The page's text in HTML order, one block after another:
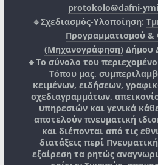
protokolo@dafni-
🔹Σχεδιασμός-Υλοποίηση:
Προγραμματισμού
(Μηχανογράφηση) Δήμου
🔸Το σύνολο του
Τόπου μας,
κειμένων, ειδήσεων,
σχεδιαγραμμάτων,
υπηρεσιών και γενικά
αποτελούν πνευματική
και διέπονται από τις
διατάξεις περί
εξαίρεση τα ρητώς